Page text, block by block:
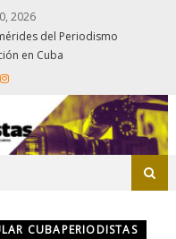
2026
del Periodismo
en Cuba
CUBAPERIODISTAS